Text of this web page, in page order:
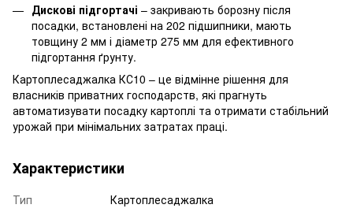
Дискові підгортачі – закривають борозну після
посадки, встановлені на 202 підшипники, мають
товщину 2 мм і діаметр 275 мм для ефективного
підгортання ґрунту.
Картоплесаджалка КС10 – це відмінне рішення для
власників приватних господарств, які прагнуть
автоматизувати посадку картоплі та отримати стабільний
урожай при мінімальних затратах праці.
Характеристики
Тип
Картоплесаджалка